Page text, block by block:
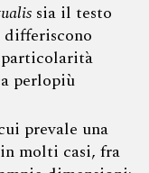
sia il testo
perlopiù
prevale una
molti casi, fra